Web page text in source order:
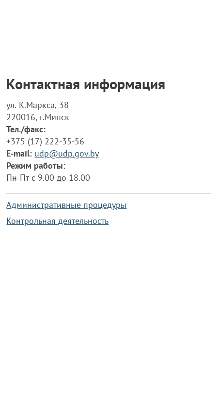
Контактная информация
ул. К.Маркса, 38
220016, г.Минск
Тел./факс:
+375 (17) 222-35-56
E-mail: udp@udp.gov.by
Режим работы:
Пн-Пт с 9.00 до 18.00
Административные процедуры
Контрольная деятельность